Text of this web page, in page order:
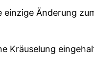
Änderung
Kräuselung